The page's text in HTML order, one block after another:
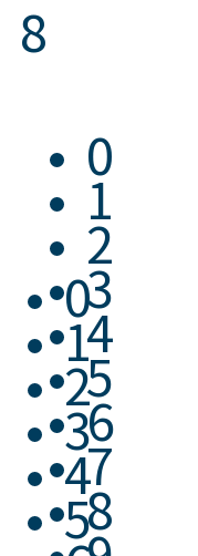
8
0
1
2
3
4
5
0
1
2
3
4
5
6
7
8